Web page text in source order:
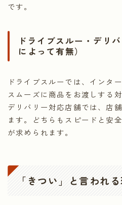
です。
ドライブスルー・デリ
によって有無）
ドライブスルーでは、インタ
スムーズに商品をお渡しする
デリバリー対応店舗では、店
ます。どちらもスピードと安
が求められます。
「きつい」と言われ